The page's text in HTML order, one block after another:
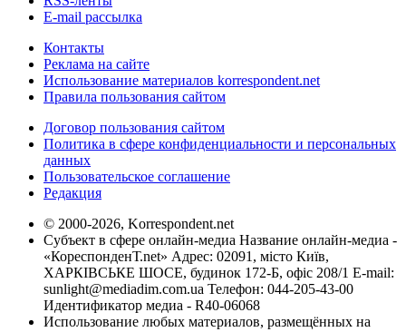
E-mail рассылка
Контакты
Реклама на сайте
Использование материалов korrespondent.net
Правила пользования сайтом
Договор пользования сайтом
Политика в сфере конфиденциальности и персональных
данных
Пользовательское соглашение
Редакция
© 2000-2026, Korrespondent.net
Субъект в сфере онлайн-медиа Название онлайн-медиа -
«КореспонденТ.net» Адрес: 02091, місто Київ,
ХАРКІВСЬКЕ ШОСЕ, будинок 172-Б, офіс 208/1 E-mail:
sunlight@mediadim.com.ua Телефон: 044-205-43-00
Идентификатор медиа - R40-06068
Использование любых материалов, размещённых на